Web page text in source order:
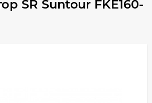
SR Suntour FKE160-